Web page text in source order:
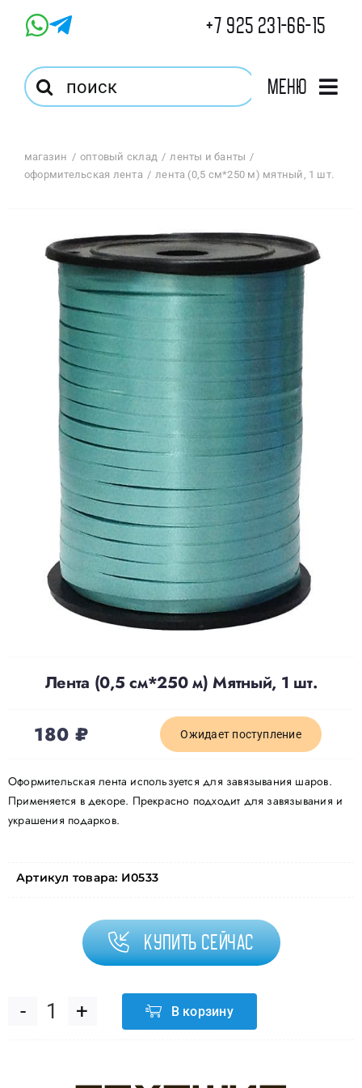
+7 925 231-66-15
Результат
поиска:
Меню
Магазин
Оптовый Магазин
Корзина
Избранное
Доставка
О нас
Отзывы
Контакты
Политика конфиденциальности
магазин оптовый склад
ленты и банты
оформительская лента
лента (0,5 см*250 м) мятный, 1 шт.
Лента (0,5 см*250 м) Мятный, 1 шт.
180 ₽ Ожидает поступление
Оформительская лента используется для завязывания шаров.
Применяется в декоре. Прекрасно подходит для завязывания и
украшения подарков.
Артикул товара: И0533
Купить сейчас
Количество
В корзину